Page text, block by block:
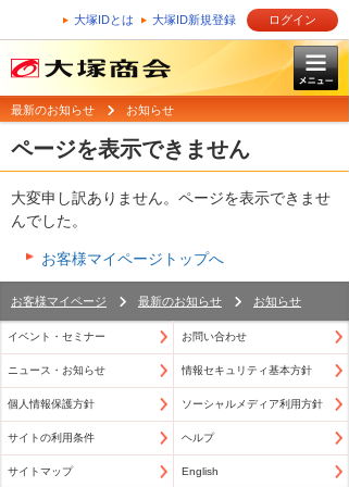
大塚IDとは 大塚ID新規登録 ログイン
最新のお知らせ お知らせ
ページを表示できません
大変申し訳ありません。ページを表示できませ
んでした。
お客様マイページトップへ
お客様マイページ 最新のお知らせ お知らせ
イベント・セミナー お問い合わせ
ニュース・お知らせ 情報セキュリティ基本方針
個人情報保護方針 ソーシャルメディア利用方針
サイトの利用条件 ヘルプ
サイトマップ English